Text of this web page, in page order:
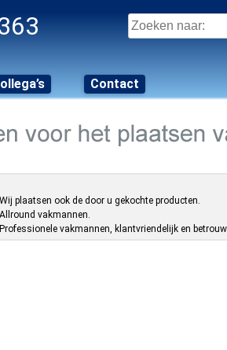
Zoeken
naar:
Contact
plaatsen ook de door u gekochte producten.
vakmannen.
vakmannen, klantvriendelijk en